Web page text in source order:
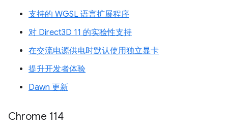
支持的 WGSL 语言扩展程序
对 Direct3D 11 的实验性支持
在交流电源供电时默认使用独立显卡
提升开发者体验
Dawn 更新
Chrome 114